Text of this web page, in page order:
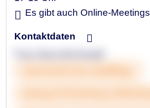
Es gibt auch Online-Meetings
Kontaktdaten